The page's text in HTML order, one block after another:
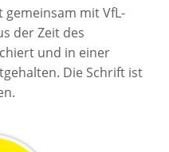
gemeinsam mit VfL-
der Zeit des
und in einer
Die Schrift ist